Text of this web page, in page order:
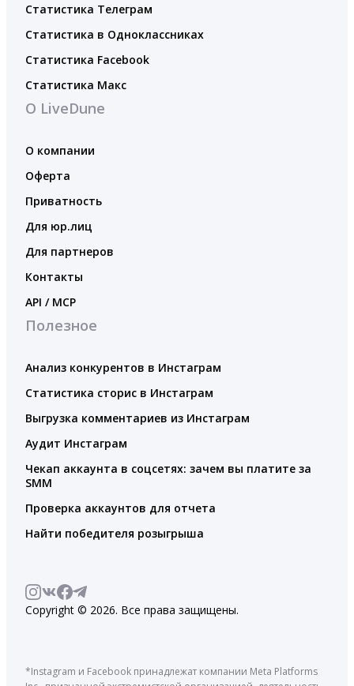
Статистика Телеграм
Статистика в Одноклассниках
Статистика Facebook
Статистика Макс
О LiveDune
О компании
Оферта
Приватность
Для юр.лиц
Для партнеров
Контакты
API / MCP
Полезное
Анализ конкурентов в Инстаграм
Статистика сторис в Инстаграм
Выгрузка комментариев из Инстаграм
Аудит Инстаграм
Чекап аккаунта в соцсетях: зачем вы платите за
SMM
Проверка аккаунтов для отчета
Найти победителя розыгрыша
Copyright © 2026. Все права защищены.
*Instagram и Facebook принадлежат компании Meta Platforms